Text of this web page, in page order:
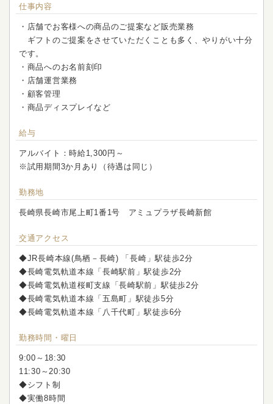
仕事内容
・店舗でお客様への商品のご提案など販売業務
ギフトのご提案をさせていただくことも多く、やりがい十分
です。
・商品へのお名前刻印
・店舗運営業務
・顧客管理
・商品ディスプレイなど
給与
アルバイト：時給1,300円～
※試用期間3か月あり（待遇は同じ）
勤務地
長崎県長崎市尾上町1番1号 アミュプラザ長崎新館
交通アクセス
◆JR長崎本線(鳥栖－長崎) 「長崎」駅徒歩2分
◆長崎電気軌道本線「長崎駅前」駅徒歩2分
◆長崎電気軌道桜町支線「長崎駅前」駅徒歩2分
◆長崎電気軌道本線「五島町」駅徒歩5分
◆長崎電気軌道本線「八千代町」駅徒歩6分
勤務時間・曜日
9:00～18:30
11:30～20:30
◆シフト制
◆実働8時間